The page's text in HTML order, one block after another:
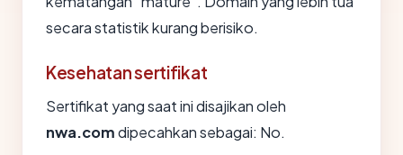
secara statistik kurang berisiko.
Kesehatan sertifikat
Sertifikat yang saat ini disajikan oleh
nwa.comdipecahkan sebagai: No.